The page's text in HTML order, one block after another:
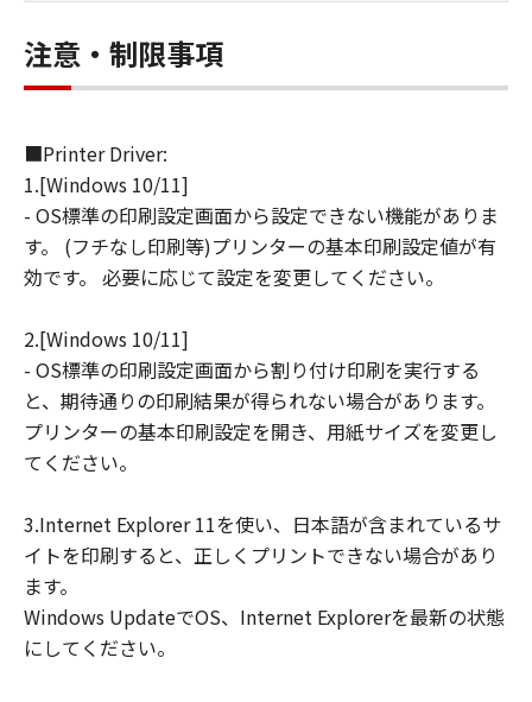
キヤノン、キヤノンマーケティングジャパ
ン株式会社およびキヤノンのライセンサー
連して生ずる直接的または間接的な損失、
損害等について、いかなる場合においても
一切の責任を負いません。
ユーザーは、日本国政府または該当国の政
府より必要な許可等を得ることなしに、本
たは間接に輸出してはなりません。
注意・制限事項
■Printer Driver:
1.[Windows 10/11]
- OS標準の印刷設定画面から設定できない機能がありま
す。 (フチなし印刷等)プリンターの基本印刷設定値が有
効です。 必要に応じて設定を変更してください。
2.[Windows 10/11]
- OS標準の印刷設定画面から割り付け印刷を実行する
と、期待通りの印刷結果が得られない場合があります。
プリンターの基本印刷設定を開き、用紙サイズを変更し
てください。
3.Internet Explorer 11を使い、日本語が含まれているサ
イトを印刷すると、正しくプリントできない場合があり
ます。
Windows UpdateでOS、Internet Explorerを最新の状態
にしてください。